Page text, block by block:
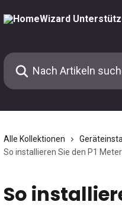
Nach Artikeln suchen …
Alle Kollektionen
So installieren Sie den P1 Meter
So